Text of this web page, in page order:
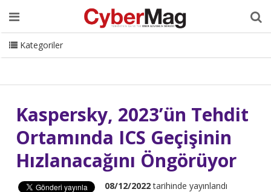
Ana Sayfa Hakkımızda Dergi Editörden
Danışmanlık
ISC Turkey Sizden Gelenler
İletişim
CyberMag Logo
Kategoriler
Kaspersky, 2023’ün Tehdit
Ortamında ICS Geçişinin
Hızlanacağını Öngörüyor
08/12/2022tarihinde yayınlandı